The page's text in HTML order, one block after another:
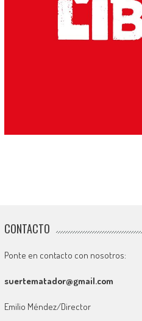
CONTACTO
Ponte en contacto con nosotros:
suertematador@gmail.com
Emilio Méndez/Director